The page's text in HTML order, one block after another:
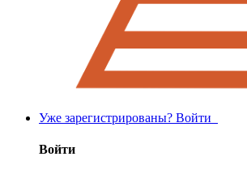
Уже зарегистрированы? Войти
Войти